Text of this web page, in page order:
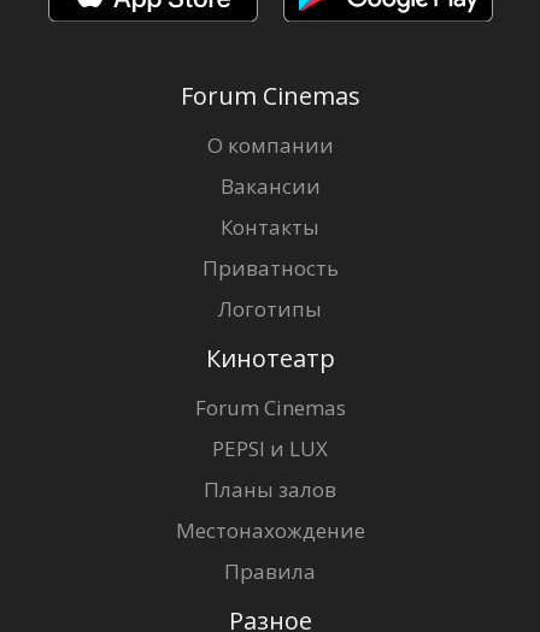
Forum Cinemas
О компании
Вакансии
Контакты
Приватность
Логотипы
Кинотеатр
Forum Cinemas
PEPSI и LUX
Планы залов
Местонахождение
Правила
Разное